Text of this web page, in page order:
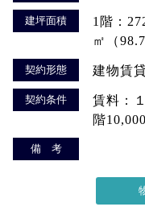
建坪面積
1階：
㎡（98.7
契約形態 建物賃
契約条件
賃料：
階
備 考